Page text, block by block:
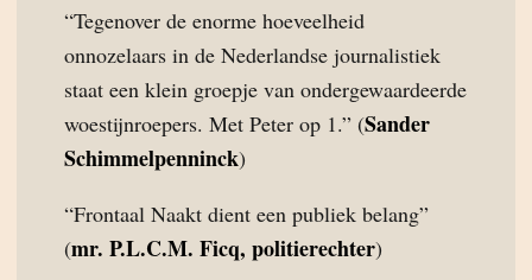
“Tegenover de enorme hoeveelheid
onnozelaars in de Nederlandse journalistiek
staat een klein groepje van ondergewaardeerde
woestijnroepers. Met Peter op 1.” (Sander
Schimmelpenninck)
“Frontaal Naakt dient een publiek belang”
(mr. P.L.C.M. Ficq, politierechter)